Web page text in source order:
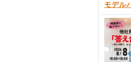
モデル